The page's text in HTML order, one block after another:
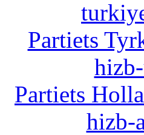
Partiets
Partiets
hizb-